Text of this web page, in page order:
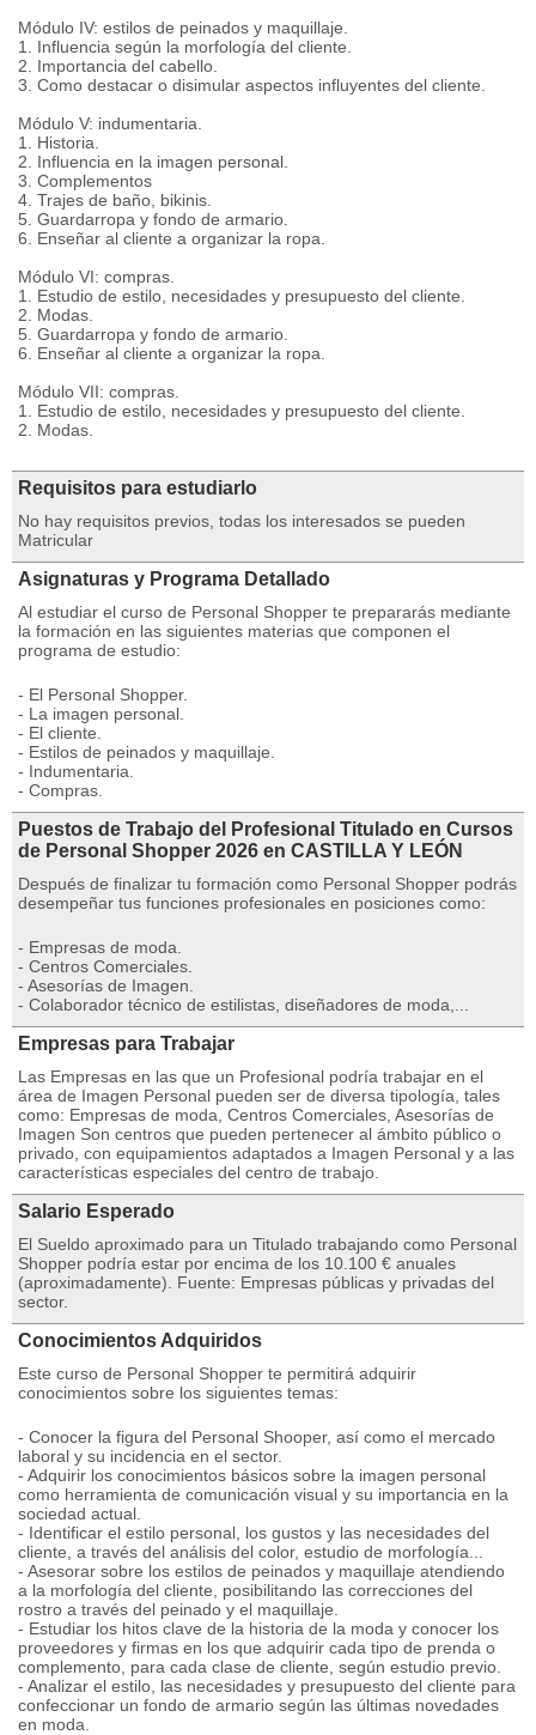
Módulo IV: estilos de peinados y maquillaje.
1. Influencia según la morfología del cliente.
2. Importancia del cabello.
3. Como destacar o disimular aspectos influyentes del cliente.
Módulo V: indumentaria.
1. Historia.
2. Influencia en la imagen personal.
3. Complementos
4. Trajes de baño, bikinis.
5. Guardarropa y fondo de armario.
6. Enseñar al cliente a organizar la ropa.
Módulo VI: compras.
1. Estudio de estilo, necesidades y presupuesto del cliente.
2. Modas.
5. Guardarropa y fondo de armario.
6. Enseñar al cliente a organizar la ropa.
Módulo VII: compras.
1. Estudio de estilo, necesidades y presupuesto del cliente.
2. Modas.
Requisitos para estudiarlo
No hay requisitos previos, todas los interesados se pueden
Matricular
Asignaturas y Programa Detallado
Al estudiar el curso de Personal Shopper te prepararás mediante
la formación en las siguientes materias que componen el
programa de estudio:
- El Personal Shopper.
- La imagen personal.
- El cliente.
- Estilos de peinados y maquillaje.
- Indumentaria.
- Compras.
Puestos de Trabajo del Profesional Titulado en Cursos
de Personal Shopper 2026 en CASTILLA Y LEÓN
Después de finalizar tu formación como Personal Shopper podrás
desempeñar tus funciones profesionales en posiciones como:
- Empresas de moda.
- Centros Comerciales.
- Asesorías de Imagen.
- Colaborador técnico de estilistas, diseñadores de moda,...
Empresas para Trabajar
Las Empresas en las que un Profesional podría trabajar en el
área de Imagen Personal pueden ser de diversa tipología, tales
como: Empresas de moda, Centros Comerciales, Asesorías de
Imagen Son centros que pueden pertenecer al ámbito público o
privado, con equipamientos adaptados a Imagen Personal y a las
características especiales del centro de trabajo.
Salario Esperado
El Sueldo aproximado para un Titulado trabajando como Personal
Shopper podría estar por encima de los 10.100 € anuales
(aproximadamente). Fuente: Empresas públicas y privadas del
sector.
Conocimientos Adquiridos
Este curso de Personal Shopper te permitirá adquirir
conocimientos sobre los siguientes temas:
- Conocer la figura del Personal Shooper, así como el mercado
laboral y su incidencia en el sector.
- Adquirir los conocimientos básicos sobre la imagen personal
como herramienta de comunicación visual y su importancia en la
sociedad actual.
- Identificar el estilo personal, los gustos y las necesidades del
cliente, a través del análisis del color, estudio de morfología...
- Asesorar sobre los estilos de peinados y maquillaje atendiendo
a la morfología del cliente, posibilitando las correcciones del
rostro a través del peinado y el maquillaje.
- Estudiar los hitos clave de la historia de la moda y conocer los
proveedores y firmas en los que adquirir cada tipo de prenda o
complemento, para cada clase de cliente, según estudio previo.
- Analizar el estilo, las necesidades y presupuesto del cliente para
confeccionar un fondo de armario según las últimas novedades
en moda.